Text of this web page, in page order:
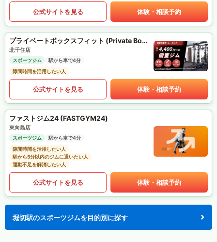
公式サイトを見る 体験・相談予約
プライベートボックスフィット (Private Box Fit)
北千住店
スポーツジム
駅から車で4分
隙間時間を活用したい人
公式サイトを見る 体験・相談予約
ファストジム24 (FASTGYM24)
東向島店
スポーツジム
駅から車で4分
隙間時間を活用したい人
駅から5分以内のジムに通いたい人
運動不足を解消したい人
公式サイトを見る 体験・相談予約
堀切駅のスポーツジムを目的別に探す